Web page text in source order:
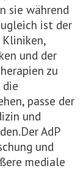
sie während
ist der
und der
zu
die
passe der
und
AdP
und
mediale